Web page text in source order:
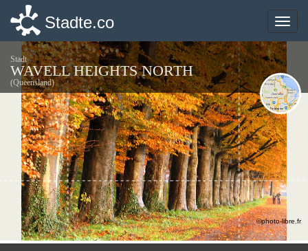
Toggle
Stadte.co
Stadt
WAVELL HEIGHTS NORTH
(Queensland)
©photo-libre.fr
Toggle
Stadte.co